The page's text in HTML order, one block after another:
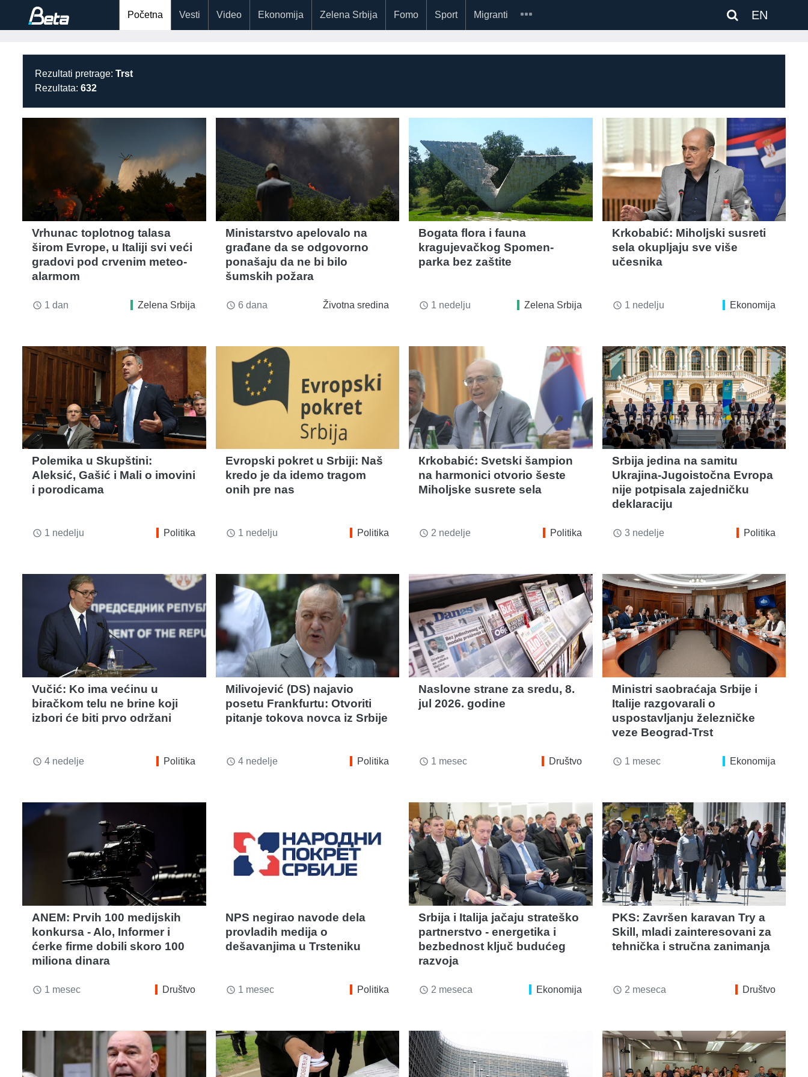
EN
Početna Vesti Video Ekonomija Zelena Srbija Fomo Sport Migranti
Rezultati pretrage: Trst
Rezultata: 632
Vrhunac toplotnog talasa
širom Evrope, u Italiji svi veći
gradovi pod crvenim meteo-
alarmom
access_time 1 dan Zelena Srbija
Ministarstvo apelovalo na
građane da se odgovorno
ponašaju da ne bi bilo
šumskih požara
access_time 6 dana Životna sredina
Bogata flora i fauna
kragujevačkog Spomen-
parka bez zaštite
access_time 1 nedelju Zelena Srbija
Krkobabić: Miholjski susreti
sela okupljaju sve više
učesnika
access_time 1 nedelju Ekonomija
Polemika u Skupštini:
Aleksić, Gašić i Mali o imovini
i porodicama
access_time 1 nedelju Politika
Evropski pokret u Srbiji: Naš
kredo je da idemo tragom
onih pre nas
access_time 1 nedelju Politika
Кrkobabić: Svetski šampion
na harmonici otvorio šeste
Miholjske susrete sela
access_time 2 nedelje Politika
Srbija jedina na samitu
Ukrajina-Jugoistočna Evropa
nije potpisala zajedničku
deklaraciju
access_time 3 nedelje Politika
Vučić: Ko ima većinu u
biračkom telu ne brine koji
izbori će biti prvo održani
access_time 4 nedelje Politika
Milivojević (DS) najavio
posetu Frankfurtu: Otvoriti
pitanje tokova novca iz Srbije
access_time 4 nedelje Politika
Naslovne strane za sredu, 8.
jul 2026. godine
access_time 1 mesec Društvo
Ministri saobraćaja Srbije i
Italije razgovarali o
uspostavljanju železničke
veze Beograd-Trst
access_time 1 mesec Ekonomija
ANEM: Prvih 100 medijskih
konkursa - Alo, Informer i
ćerke firme dobili skoro 100
miliona dinara
access_time 1 mesec Društvo
NPS negirao navode dela
provladih medija o
dešavanjima u Trsteniku
access_time 1 mesec Politika
Srbija i Italija jačaju strateško
partnerstvo - energetika i
bezbednost ključ budućeg
razvoja
access_time 2 meseca Ekonomija
PKS: Završen karavan Try a
Skill, mladi zainteresovani za
tehnička i stručna zanimanja
access_time 2 meseca Društvo